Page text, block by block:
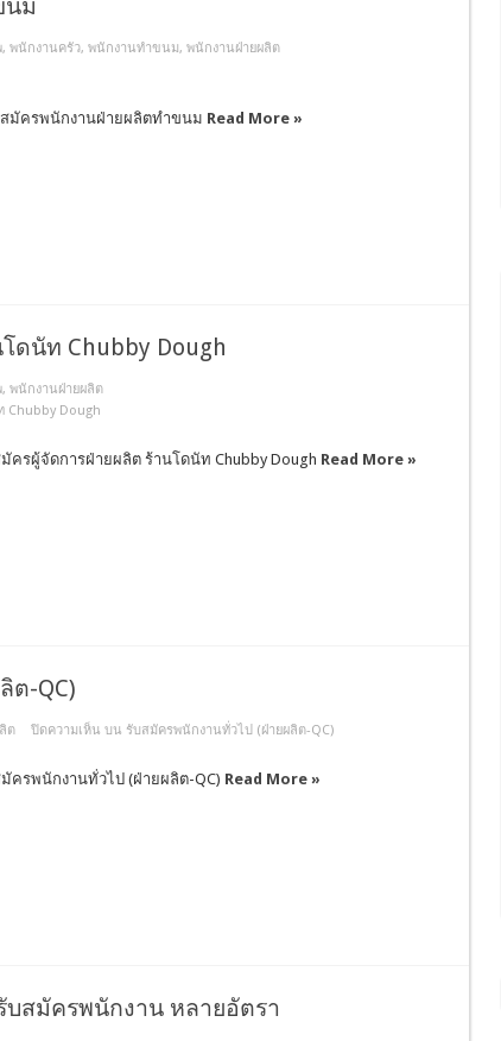
นม
, พนักงานครัว, พนักงานทำขนม, พนักงานฝ่ายผลิต
มัครพนักงานฝ่ายผลิตทำขนม Read More »
ดนัท Chubby Dough
, พนักงานฝ่ายผลิต
Chubby Dough
ครผู้จัดการฝ่ายผลิต ร้านโดนัท Chubby Dough Read More »
ต-QC)
ต ปิดความเห็น บน รับสมัครพนักงานทั่วไป (ฝ่ายผลิต-QC)
ครพนักงานทั่วไป (ฝ่ายผลิต-QC) Read More »
สมัครพนักงาน หลายอัตรา